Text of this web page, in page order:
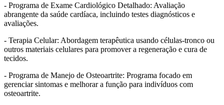
- Programa de Exame Cardiológico Detalhado: Avaliação
abrangente da saúde cardíaca, incluindo testes diagnósticos e
avaliações.
- Terapia Celular: Abordagem terapêutica usando células-tronco ou
outros materiais celulares para promover a regeneração e cura de
tecidos.
- Programa de Manejo de Osteoartrite: Programa focado em
gerenciar sintomas e melhorar a função para indivíduos com
osteoartrite.